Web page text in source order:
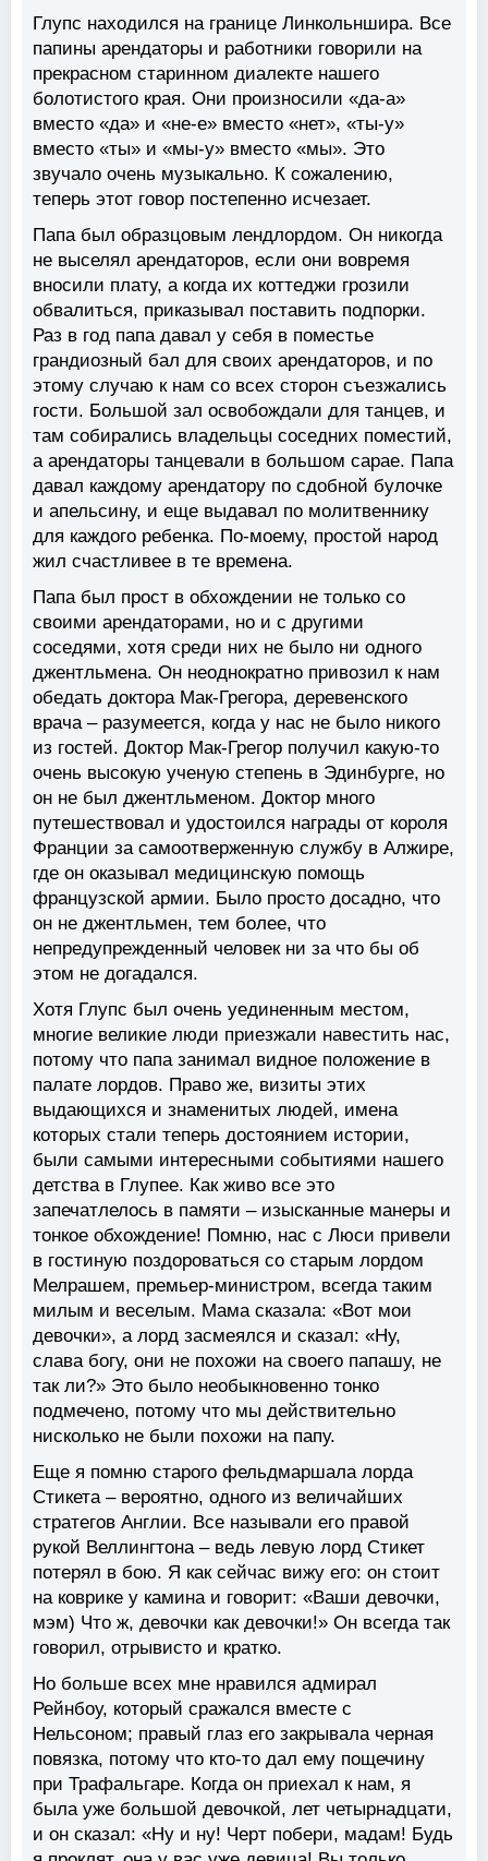
Глупс находился на границе Линкольншира. Все
папины арендаторы и работники говорили на
прекрасном старинном диалекте нашего
болотистого края. Они произносили «да-а»
вместо «да» и «не-е» вместо «нет», «ты-у»
вместо «ты» и «мы-у» вместо «мы». Это
звучало очень музыкально. К сожалению,
теперь этот говор постепенно исчезает.
Папа был образцовым лендлордом. Он никогда
не выселял арендаторов, если они вовремя
вносили плату, а когда их коттеджи грозили
обвалиться, приказывал поставить подпорки.
Раз в год папа давал у себя в поместье
грандиозный бал для своих арендаторов, и по
этому случаю к нам со всех сторон съезжались
гости. Большой зал освобождали для танцев, и
там собирались владельцы соседних поместий,
а арендаторы танцевали в большом сарае. Папа
давал каждому арендатору по сдобной булочке
и апельсину, и еще выдавал по молитвеннику
для каждого ребенка. По-моему, простой народ
жил счастливее в те времена.
Папа был прост в обхождении не только со
своими арендаторами, но и с другими
соседями, хотя среди них не было ни одного
джентльмена. Он неоднократно привозил к нам
обедать доктора Мак-Грегора, деревенского
врача – разумеется, когда у нас не было никого
из гостей. Доктор Мак-Грегор получил какую-то
очень высокую ученую степень в Эдинбурге, но
он не был джентльменом. Доктор много
путешествовал и удостоился награды от короля
Франции за самоотверженную службу в Алжире,
где он оказывал медицинскую помощь
французской армии. Было просто досадно, что
он не джентльмен, тем более, что
непредупрежденный человек ни за что бы об
этом не догадался.
Хотя Глупс был очень уединенным местом,
многие великие люди приезжали навестить нас,
потому что папа занимал видное положение в
палате лордов. Право же, визиты этих
выдающихся и знаменитых людей, имена
которых стали теперь достоянием истории,
были самыми интересными событиями нашего
детства в Глупее. Как живо все это
запечатлелось в памяти – изысканные манеры и
тонкое обхождение! Помню, нас с Люси привели
в гостиную поздороваться со старым лордом
Мелрашем, премьер-министром, всегда таким
милым и веселым. Мама сказала: «Вот мои
девочки», а лорд засмеялся и сказал: «Ну,
слава богу, они не похожи на своего папашу, не
так ли?» Это было необыкновенно тонко
подмечено, потому что мы действительно
нисколько не были похожи на папу.
Еще я помню старого фельдмаршала лорда
Стикета – вероятно, одного из величайших
стратегов Англии. Все называли его правой
рукой Веллингтона – ведь левую лорд Стикет
потерял в бою. Я как сейчас вижу его: он стоит
на коврике у камина и говорит: «Ваши девочки,
мэм) Что ж, девочки как девочки!» Он всегда так
говорил, отрывисто и кратко.
Но больше всех мне нравился адмирал
Рейнбоу, который сражался вместе с
Нельсоном; правый глаз его закрывала черная
повязка, потому что кто-то дал ему пощечину
при Трафальгаре. Когда он приехал к нам, я
была уже большой девочкой, лет четырнадцати,
и он сказал: «Ну и ну! Черт побери, мадам! Будь